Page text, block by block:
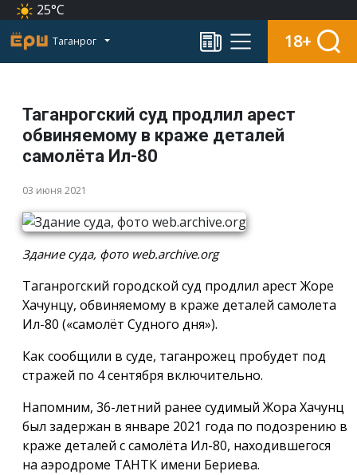
25°C
Таганрог 18+
Таганрогский суд продлил арест
обвиняемому в краже деталей
самолёта Ил-80
03 июня 2021
Здание суда, фото web.archive.org
Таганрогский городской суд продлил арест Жоре
Хачунцу, обвиняемому в краже деталей самолета
Ил-80 («самолёт Судного дня»).
Как сообщили в суде, таганрожец пробудет под
стражей по 4 сентября включительно.
Напомним, 36-летний ранее судимый Жора Хачунц
был задержан в январе 2021 года по подозрению в
краже деталей с самолёта Ил-80, находившегося
на аэродроме ТАНТК имени Бериева.